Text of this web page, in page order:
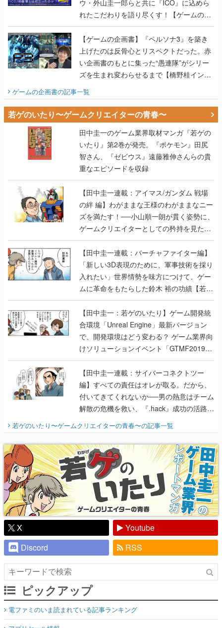
ウ・外山圭一郎らと共に『ICO』に込めら
れたこだわりを語り尽くす！【ゲームの企
画書】
【ゲームの企画書】『ペルソナ3』を築き
上げたのは反骨心とリスペクトだった。赤
い企画書のもとに集った“愚連隊”がシリー
ズを生まれ変わらせるまで【橋野桂インタ
ゲームの企画書の記事一覧
若ゲのいたり〜ゲームクリエイターの青春〜
田中圭一のゲーム業界取材マンガ『若ゲの
いたり』第2巻が発売。『ポケモン』田尻
智さん、『ゼビウス』遠藤雅伸さんらの貴
重なエピソードを収録
【田中圭一連載：アイマス/ガンダム 戦場
の絆 編】わがままな王様のわがままなニー
ズを満たす！──小山順一朗が貫く姿勢に、
ゲームクリエイターとしての矜持を見た
【若ゲのいたり最終回】
【田中圭一連載：バーチャファイター編】
「新しい3D表現のために、軍事技術を採り
入れたい」世界情勢を味方につけて、ゲー
ムに革命をもたらした鈴木 裕の功績【若ゲ
のいたり】
【田中圭一：若ゲのいたり】ゲーム開発統
合環境「Unreal Engine」最新バージョン
で、開発環境はどう変わる？ ゲーム業界向
けソリューションイベント「GTMF2019」
に行って、より理解を深めよう【PR】
【田中圭一連載：サイバーコネクトツー
編】すべての責任はオレが取る。だから、
付いてきてくれないか──男の熱意はチーム
解散の危機を救い、『.hack』成功の活路を
『少年ジャンプ』色だった【若ゲのいた
り】
若ゲのいたり〜ゲームクリエイターの青春〜の記事一覧
X
Youtube
Discord
RSS
ピックアップ
電ファミのいま読まれている記事ランキング